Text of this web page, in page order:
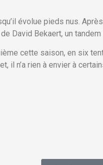
évolue pieds nus.
David Bekaert, un
cette saison, en six
il n’a rien à envier à